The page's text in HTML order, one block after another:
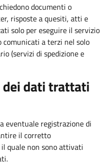
documenti o
risposte a quesiti, atti e
solo per eseguire il servizio
comunicati a terzi nel solo
(servizi di spedizione e
dei dati trattati
eventuale registrazione di
il corretto
quale non sono attivati